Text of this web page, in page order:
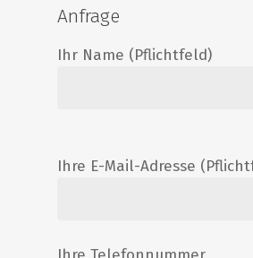
Anfrage
Ihr Name (Pflichtfeld)
Ihre E-Mail-Adresse